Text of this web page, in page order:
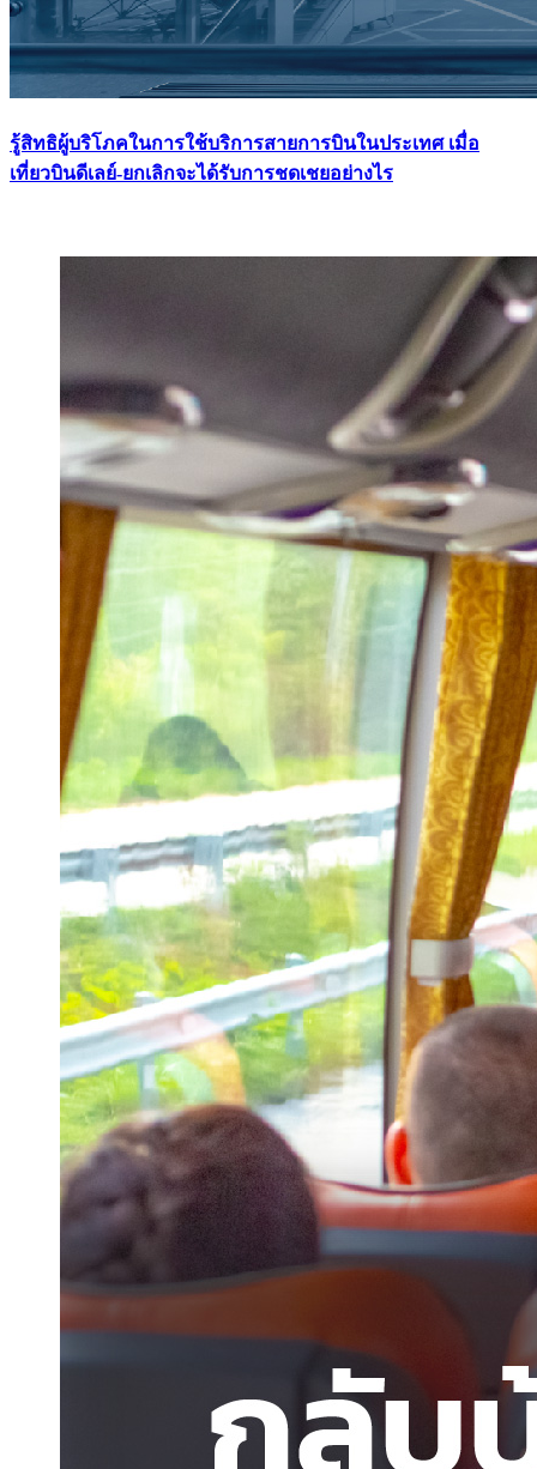
รู้สิทธิผู้บริโภคในการใช้บริการสายการบินในประเทศ เมื่อ
เที่ยวบินดีเลย์-ยกเลิกจะได้รับการชดเชยอย่างไร